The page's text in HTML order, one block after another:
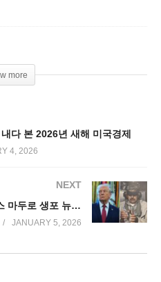
more
다 본 2026년 새해 미국경제
4, 2026
NEXT
10426 (뉴스속보) 미국 델타포스 마두로 생포 뉴욕압송, 정권이양시까지 통치
JANUARY 5, 2026